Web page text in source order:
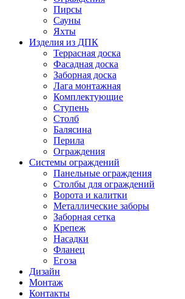
Пирсы
Сауны
Яхты
Изделия из ДПК
Террасная доска
Фасадная доска
Заборная доска
Лага монтажная
Комплектующие
Ступень
Столб
Балясина
Перила
Ограждения
Системы ограждений
Панельные ограждения
Столбы для ограждений
Ворота и калитки
Металлические заборы
Заборная сетка
Крепеж
Насадки
Фланец
Егоза
Дизайн
Монтаж
Контакты